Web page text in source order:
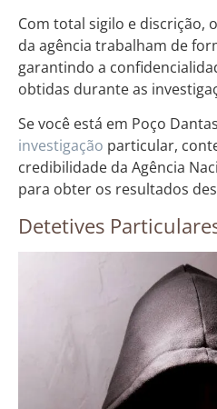
Com total sigilo e discrição,
da agência trabalham de
garantindo a
obtidas durante as
Se você está em Poço
investigação particular,
credibilidade da Agência
para obter os resultados
Detetives